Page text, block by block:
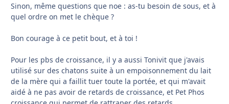
Sinon, même questions que noe : as-tu besoin de sous, et à
quel ordre on met le chèque ?
Bon courage à ce petit bout, et à toi !
Pour les pbs de croissance, il y a aussi Tonivit que j'avais
utilisé sur des chatons suite à un empoisonnement du lait
de la mère qui a faillit tuer toute la portée, et qui m'avait
aidé à ne pas avoir de retards de croissance, et Pet Phos